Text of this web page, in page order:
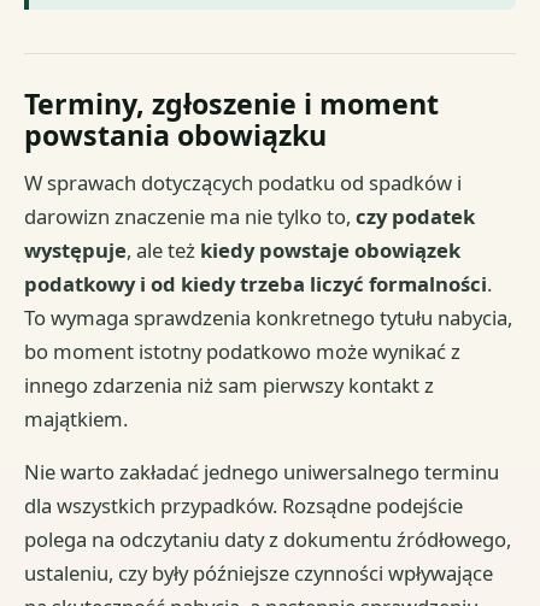
Terminy, zgłoszenie i moment
powstania obowiązku
W sprawach dotyczących podatku od spadków i
darowizn znaczenie ma nie tylko to,czy podatek
występuje, ale też kiedy powstaje obowiązek
podatkowy i od kiedy trzeba liczyć formalności.
To wymaga sprawdzenia konkretnego tytułu nabycia,
bo moment istotny podatkowo może wynikać z
innego zdarzenia niż sam pierwszy kontakt z
majątkiem.
Nie warto zakładać jednego uniwersalnego terminu
dla wszystkich przypadków. Rozsądne podejście
polega na odczytaniu daty z dokumentu źródłowego,
ustaleniu, czy były późniejsze czynności wpływające